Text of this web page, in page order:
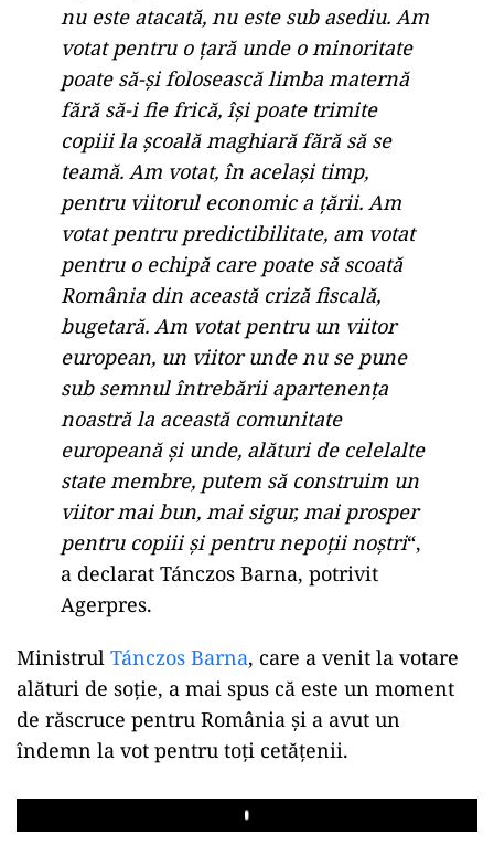
nu este atacată, nu este sub asediu. Am
votat pentru o țară unde o minoritate
poate să-și folosească limba maternă
fără să-i fie frică, își poate trimite
copiii la școală maghiară fără să se
teamă. Am votat, în același timp,
pentru viitorul economic a țării. Am
votat pentru predictibilitate, am votat
pentru o echipă care poate să scoată
România din această criză fiscală,
bugetară. Am votat pentru un viitor
european, un viitor unde nu se pune
sub semnul întrebării apartenența
noastră la această comunitate
europeană și unde, alături de celelalte
state membre, putem să construim un
viitor mai bun, mai sigur, mai prosper
pentru copiii și pentru nepoții noștri“,
a declarat Tánczos Barna, potrivit
Agerpres.
Ministrul Tánczos Barna, care a venit la votare
alături de soție, a mai spus că este un moment
de răscruce pentru România și a avut un
îndemn la vot pentru toți cetățenii.
Play